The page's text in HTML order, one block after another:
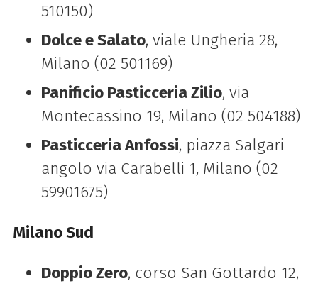
510150)
Dolce e Salato, viale Ungheria 28,
Milano (02 501169)
Panificio Pasticceria Zilio, via
Montecassino 19, Milano (02 504188)
Pasticceria Anfossi, piazza Salgari
angolo via Carabelli 1, Milano (02
59901675)
Milano Sud
Doppio Zero, corso San Gottardo 12,